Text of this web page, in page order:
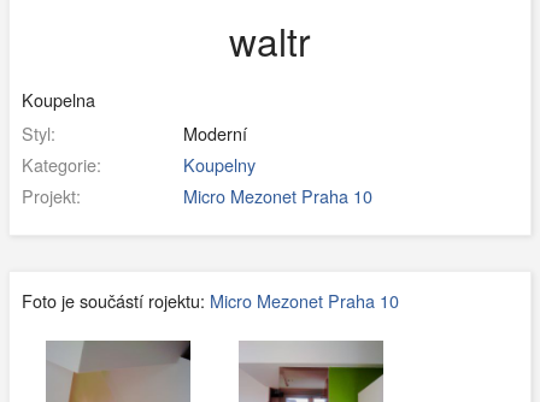
waltr
Koupelna
Styl:
Moderní
Kategorie:
Koupelny
Projekt:
Micro Mezonet Praha 10
Foto je součástí rojektu: Micro Mezonet Praha 10